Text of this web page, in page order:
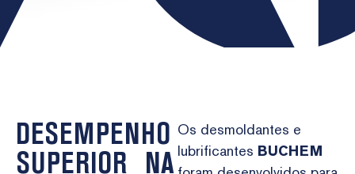
DESEMPENHO
SUPERIOR NA
Os desmoldantes e
lubrificantes BUCHEM